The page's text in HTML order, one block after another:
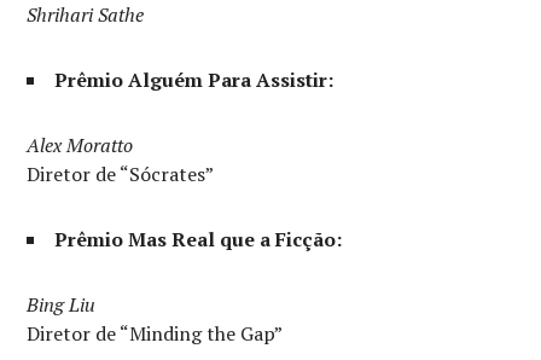
Shrihari Sathe
Prêmio Alguém Para Assistir:
Alex Moratto
Diretor de “Sócrates”
Prêmio Mas Real que a Ficção:
Bing Liu
Diretor de “Minding the Gap”